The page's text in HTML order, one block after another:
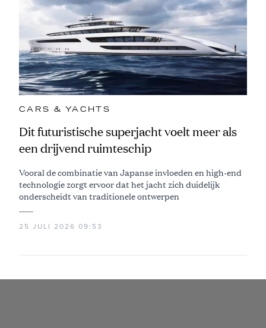
CARS & YACHTS
Dit futuristische superjacht voelt meer als
een drijvend ruimteschip
Vooral de combinatie van Japanse invloeden en high-end
technologie zorgt ervoor dat het jacht zich duidelijk
onderscheidt van traditionele ontwerpen
25 JULI 2026 09:53